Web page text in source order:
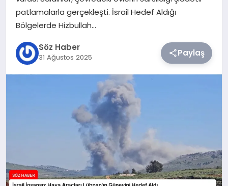
SIYASET
YAŞAM
patlamalarla gerçekleşti. İsrail Hedef Aldığı
Bölgelerde Hizbullah…
Söz Haber
31 Ağustos 2025 Paylaş